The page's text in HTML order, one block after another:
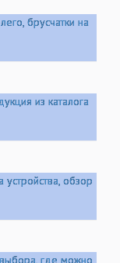
брусчатки на
из каталога
обзор
где можно